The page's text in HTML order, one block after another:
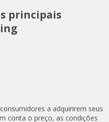
principais
a adquirirem seus
conta o preço, as condições